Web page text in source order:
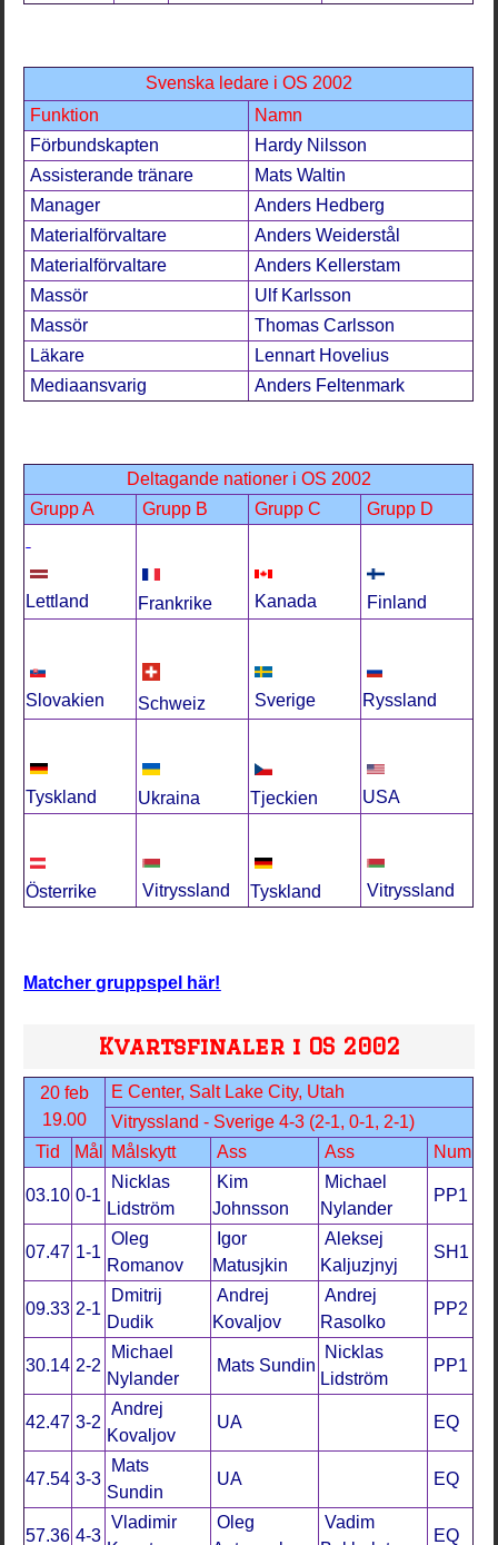
Svenska ledare i OS 2002
Funktion
Namn
Förbundskapten
Hardy Nilsson
Assisterande tränare
Mats Waltin
Manager
Anders Hedberg
Materialförvaltare
Anders Weiderstål
Materialförvaltare
Anders Kellerstam
Massör
Ulf Karlsson
Massör
Thomas Carlsson
Läkare
Lennart Hovelius
Mediaansvarig
Anders Feltenmark
Deltagande nationer i OS 2002
Grupp A
Grupp B Grupp C Grupp D
Lettland Frankrike Kanada Finland
Slovakien Schweiz Sverige Ryssland
Tyskland Ukraina Tjeckien USA
Österrike Vitryssland Tyskland Vitryssland
Matcher gruppspel här!
Kvartsfinaler i OS 2002
20 feb
19.00
E Center, Salt Lake City, Utah
Vitryssland - Sverige 4-3 (2-1, 0-1, 2-1)
Tid
Mål Målskytt Ass Ass Num
03.10 0-1
Nicklas
Lidström
Kim
Johnsson
Michael
Nylander
PP1
07.47 1-1
Oleg
Romanov
Igor
Matusjkin
Aleksej
Kaljuzjnyj
SH1
09.33 2-1
Dmitrij
Dudik
Andrej
Kovaljov
Andrej
Rasolko
PP2
30.14 2-2
Michael
Nylander
Mats Sundin
Nicklas
Lidström
PP1
42.47 3-2
Andrej
Kovaljov
UA EQ
47.54 3-3
Mats
Sundin
UA EQ
57.36 4-3
Vladimir
Oleg
Vadim
EQ